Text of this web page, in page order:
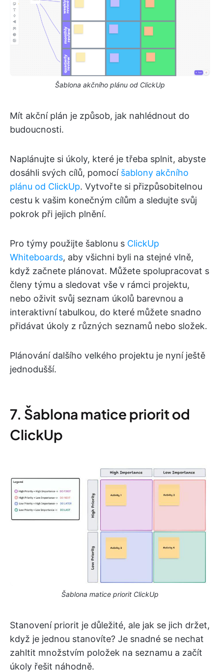
Šablona akčního plánu od ClickUp
Mít akční plán je způsob, jak nahlédnout do
budoucnosti.
Naplánujte si úkoly, které je třeba splnit, abyste
dosáhli svých cílů, pomocí šablony akčního
plánu od ClickUp. Vytvořte si přizpůsobitelnou
cestu k vašim konečným cílům a sledujte svůj
pokrok při jejich plnění.
Pro týmy použijte šablonu s ClickUp
Whiteboards, aby všichni byli na stejné vlně,
když začnete plánovat. Můžete spolupracovat s
členy týmu a sledovat vše v rámci projektu,
nebo oživit svůj seznam úkolů barevnou a
interaktivní tabulkou, do které můžete snadno
přidávat úkoly z různých seznamů nebo složek.
Plánování dalšího velkého projektu je nyní ještě
jednodušší.
7. Šablona matice priorit od
ClickUp
Šablona matice priorit ClickUp
Stanovení priorit je důležité, ale jak se jich držet,
když je jednou stanovíte? Je snadné se nechat
zahltit množstvím položek na seznamu a začít
úkoly řešit náhodně.